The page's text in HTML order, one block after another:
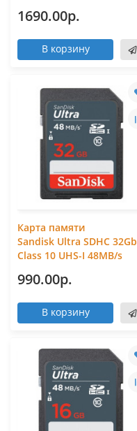
1690.00р.
В корзину
Карта памяти
Sandisk Ultra SDHC 32Gb
Class 10 UHS-I 48MB/s
990.00р.
В корзину